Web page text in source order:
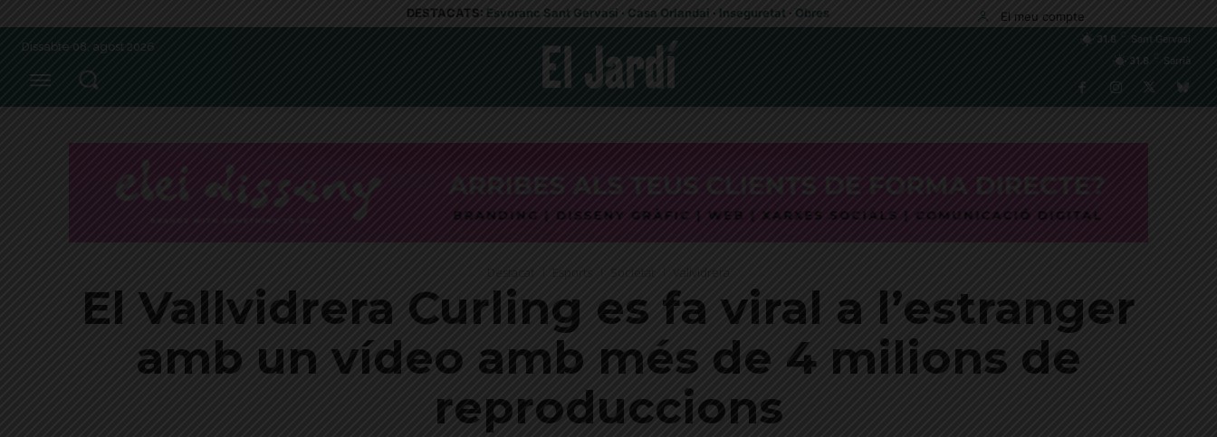
DESTACATS: Esvoranc Sant Gervasi · Casa Orlandai · Inseguretat · Obres El meu compte
Dissabte 08, agost 2026
31.8
Sant Gervasi
31.8
Sarrià
Esports
El Vallvidrera Curling es fa viral a l’estranger
amb un vídeo amb més de 4 milions de
reproduccions